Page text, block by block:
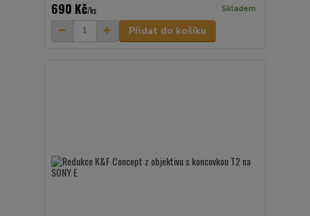
690 Kč/ks Skladem
Přidat do košíku